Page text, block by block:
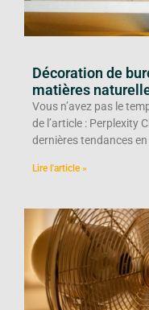
Décoration de
matières
Vous n’avez pas le
de l’article : Perplexity
dernières tendances
Lire l'article »